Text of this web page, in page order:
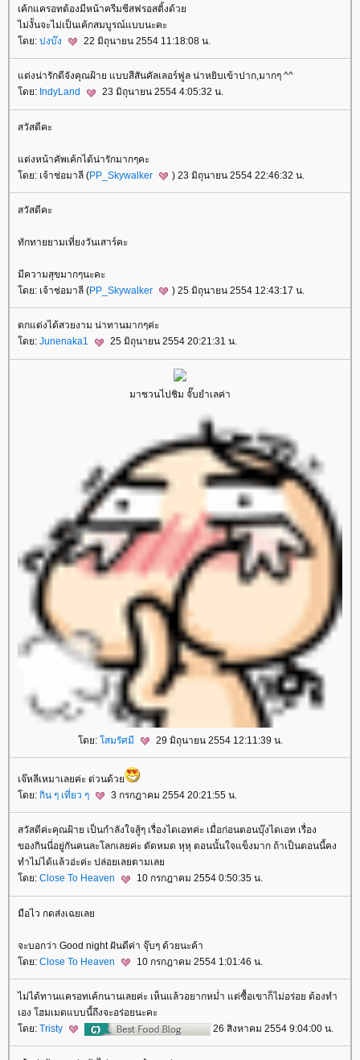
เค้กแครอทต้องมีหน้าครีมชีสฟรอสติ้งด้ว
ไม่งั้นจะไม่เป็นเค้กสมบูรณ์แบบนะคะ
ดย: บ่งบ๊ง 22 มิถุนายน 2554 11:18:08 น.
ต่งน่ารักดีจังคุณฝ้าย แบบสีสันคัลเลอร์ฟูล น่าหยิบเข้าปาก,มากๆ ^^
ดย: IndyLand 23 มิถุนายน 2554 4:05:32 น.
สวัสดีคะ
ต่งหน้าคัพเค้กได้น่ารักมากๆคะ
ดย: เจ้าช่อมาลี (PP_Skywalker ) 23 มิถุนายน 2554 22:46:32 น.
สวัสดีคะ
ทักทายยามเที่ยงวันเสาร์คะ
มีความสุขมากๆนะคะ
ดย: เจ้าช่อมาลี (PP_Skywalker ) 25 มิถุนายน 2554 12:43:17 น.
ตกแต่งได้สวยงาม น่าทานมากๆค่ะ
ดย: Junenaka1 25 มิถุนายน 2554 20:21:31 น.
มาชวนไปชิม จั๊บยำเลค่า
ดย: สมรัศมี 29 มิถุนายน 2554 12:11:39 น.
เจ๊หลีเหมาเลยค่ะ ด่วนด้ว
ดย: กิน ๆ เที่ยว ๆ 3 กรกฎาคม 2554 20:21:55 น.
สวัสดีค่ะคุณฝ้าย เป็นกำลังใจสู้ๆ เรื่องไดเอทค่ะ เมื่อก่อนตอนบุ๊งไดเอท เรื่อง
ของกินนี่อยู่กันคนละโลกเลยค่ะ ตัดหมด หุหุ ตอนนั้นใจแข็งมาก ถ้าเป็นตอนนี้คง
ทำไม่ได้แล้วอ่ะค่ะ ปล่อยเลยตามเล
ดย: Close To Heaven 10 กรกฎาคม 2554 0:50:35 น.
มือไว กดส่งเฉยเล
จะบอกว่า Good night ฝันดีค่า จุ๊บๆ ด้วยนะค้า
ดย: Close To Heaven 10 กรกฎาคม 2554 1:01:46 น.
ไม่ได้ทานแครอทเค้กนานเลยค่ะ เห็นแล้วอยากหม่ำ แต่ซื้อเขาก็ไม่อร่อย ต้องทำ
เอง โฮมเมดแบบนี้ถึงจะอร่อยนะคะ
ดย: Tristy 26 สิงหาคม 2554 9:04:00 น.